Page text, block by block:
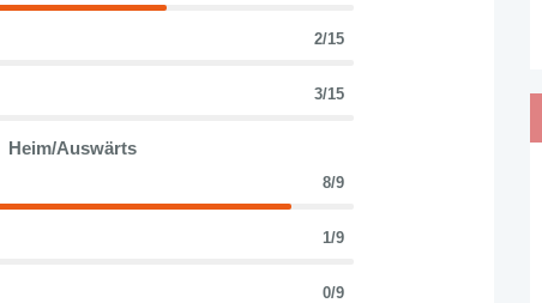
2/15
3/15
Heim/Auswärts
8/9
1/9
0/9